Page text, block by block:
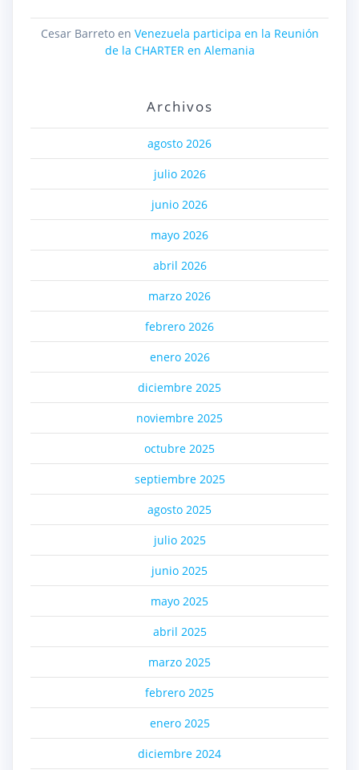
Cesar Barretoen Venezuela participa en la Reunión
de la CHARTER en Alemania
Archivos
agosto 2026
julio 2026
junio 2026
mayo 2026
abril 2026
marzo 2026
febrero 2026
enero 2026
diciembre 2025
noviembre 2025
octubre 2025
septiembre 2025
agosto 2025
julio 2025
junio 2025
mayo 2025
abril 2025
marzo 2025
febrero 2025
enero 2025
diciembre 2024